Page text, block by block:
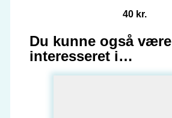
40 kr.
Du kunne også være
interesseret i…